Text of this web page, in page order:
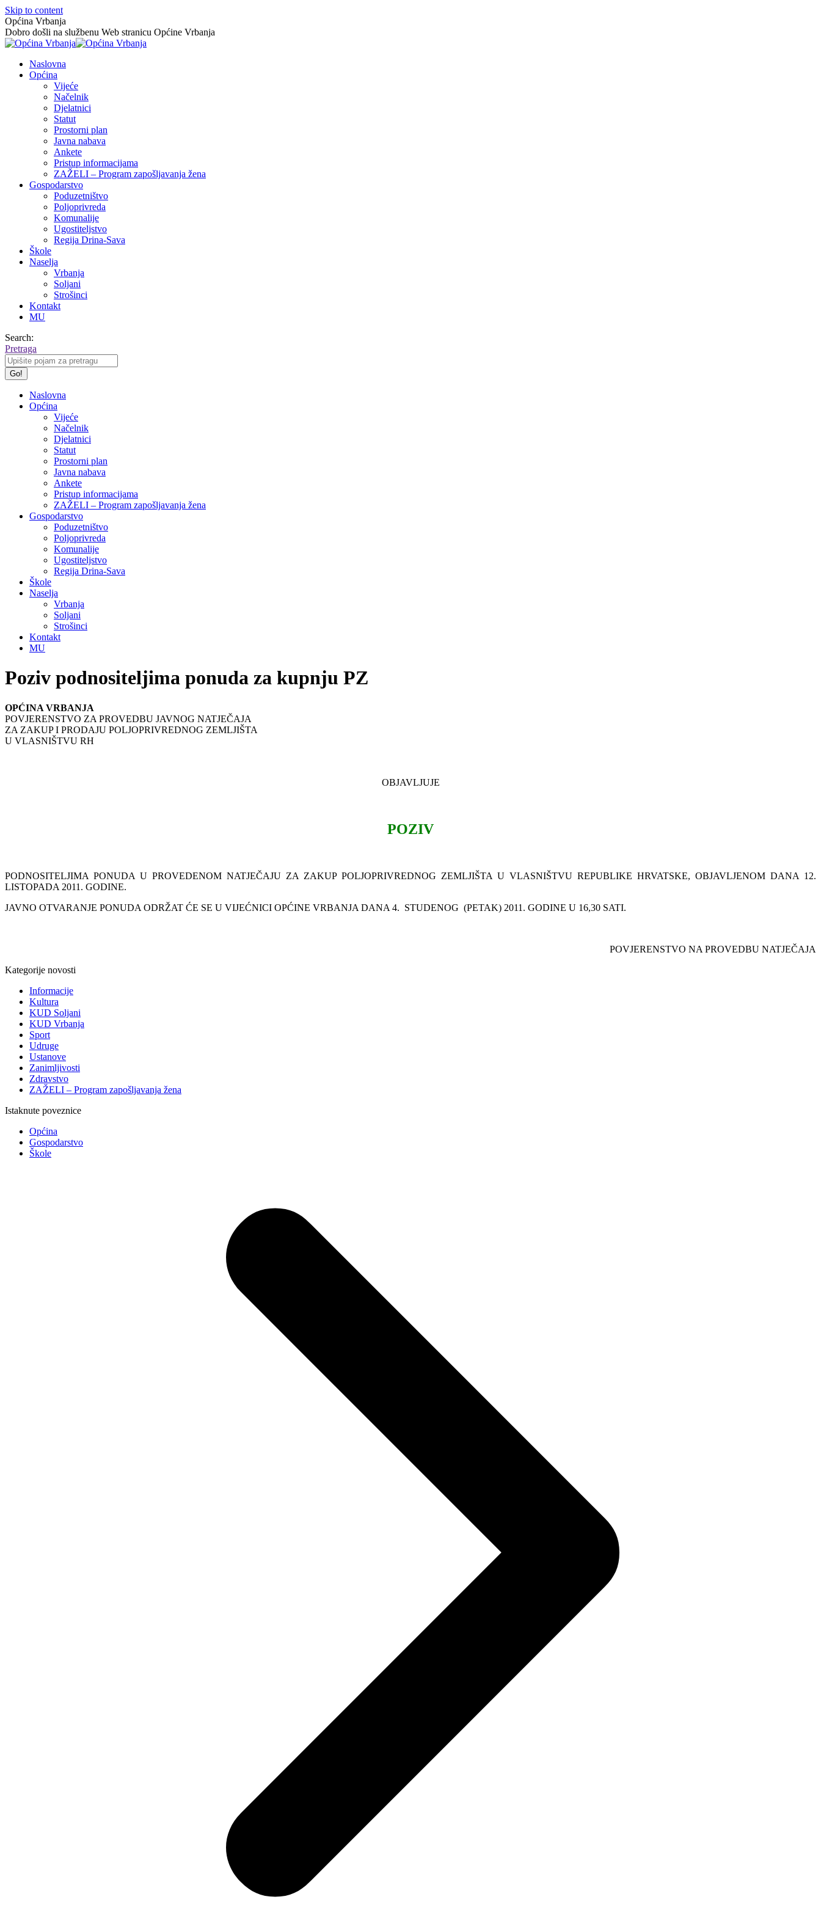
Skip to content
Općina Vrbanja
Dobro došli na službenu Web stranicu Općine Vrbanja
Naslovna
Općina
Vijeće
Načelnik
Djelatnici
Statut
Prostorni plan
Javna nabava
Ankete
Pristup informacijama
ZAŽELI – Program zapošljavanja žena
Gospodarstvo
Poduzetništvo
Poljoprivreda
Komunalije
Ugostiteljstvo
Regija Drina-Sava
Škole
Naselja
Vrbanja
Soljani
Strošinci
Kontakt
MU
Search:
Pretraga
Naslovna
Općina
Vijeće
Načelnik
Djelatnici
Statut
Prostorni plan
Javna nabava
Ankete
Pristup informacijama
ZAŽELI – Program zapošljavanja žena
Gospodarstvo
Poduzetništvo
Poljoprivreda
Komunalije
Ugostiteljstvo
Regija Drina-Sava
Škole
Naselja
Vrbanja
Soljani
Strošinci
Kontakt
MU
Poziv podnositeljima ponuda za kupnju PZ
OPĆINA VRBANJA
POVJERENSTVO ZA PROVEDBU JAVNOG NATJEČAJA
ZA ZAKUP I PRODAJU POLJOPRIVREDNOG ZEMLJIŠTA
U VLASNIŠTVU RH
OBJAVLJUJE
POZIV
PODNOSITELJIMA PONUDA U PROVEDENOM NATJEČAJU ZA ZAKUP POLJOPRIVREDNOG ZEMLJIŠTA U VLASNIŠTVU REPUBLIKE HRVATSKE, OBJAVLJENOM DANA 12.
LISTOPADA 2011. GODINE.
JAVNO OTVARANJE PONUDA ODRŽAT ĆE SE U VIJEĆNICI OPĆINE VRBANJA DANA 4. STUDENOG (PETAK) 2011. GODINE U 16,30 SATI.
POVJERENSTVO NA PROVEDBU NATJEČAJA
Kategorije novosti
Informacije
Kultura
KUD Soljani
KUD Vrbanja
Sport
Udruge
Ustanove
Zanimljivosti
Zdravstvo
ZAŽELI – Program zapošljavanja žena
Istaknute poveznice
Općina
Gospodarstvo
Škole